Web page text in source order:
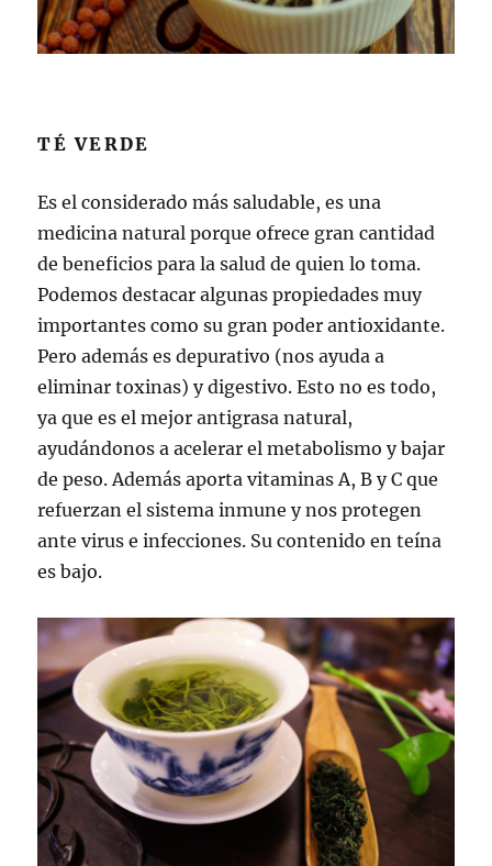
TÉ VERDE
Es el considerado más saludable, es una
medicina natural porque ofrece gran cantidad
de beneficios para la salud de quien lo toma.
Podemos destacar algunas propiedades muy
importantes como su gran poder antioxidante.
Pero además es depurativo (nos ayuda a
eliminar toxinas) y digestivo. Esto no es todo,
ya que es el mejor antigrasa natural,
ayudándonos a acelerar el metabolismo y bajar
de peso. Además aporta vitaminas A, B y C que
refuerzan el sistema inmune y nos protegen
ante virus e infecciones. Su contenido en teína
es bajo.